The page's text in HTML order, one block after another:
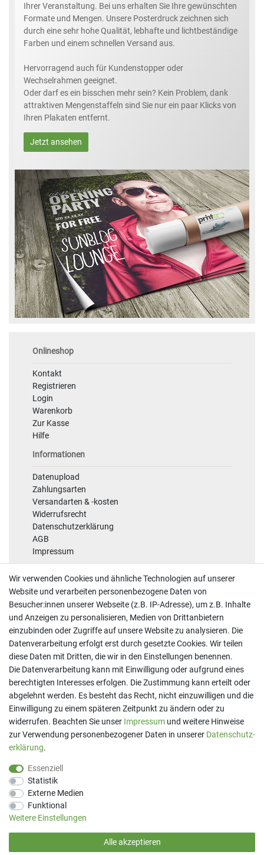
Ihrer Veranstaltung. Bei uns erhalten Sie Ihre gewünschten
Formate und Mengen. Unsere Posterdruck zeichnen sich
durch eine sehr hohe Qualität, lebhafte und lichtbeständige
Farben und einem schnellen Versand aus.
Hervorragend auch für Kundenstopper oder
Wechselrahmen geeignet.
Oder darf es ein bisschen mehr sein? Kein Problem, dank
attraktiven Mengenstaffeln sind Sie nur ein paar Klicks von
Ihren Plakaten entfernt.
Jetzt ansehen
Onlineshop
Kontakt
Registrieren
Login
Warenkorb
Zur Kasse
Hilfe
Informationen
Datenupload
Zahlungsarten
Versandarten & -kosten
Widerrufsrecht
Datenschutzerklärung
AGB
Impressum
Kontakt
Telefon:07191 - 9 33 21 80
E-Mail:info@printaro.de
Bürozeiten
Mo - Fr 09:00 Uhr - 13:00 Uhr
Wir verwenden Cookies und ähnliche Technologien auf unserer
Website und verarbeiten personenbezogene Daten von
Besucher:innen unserer Webseite (z.B. IP-Adresse), um z.B. Inhalte
und Anzeigen zu personalisieren, Medien von Drittanbietern
einzubinden oder Zugriffe auf unsere Website zu analysieren. Die
Datenverarbeitung erfolgt erst durch gesetzte Cookies. Wir teilen
diese Daten mit Dritten, die wir in den Einstellungen benennen.
Die Datenverarbeitung kann mit Einwilligung oder aufgrund eines
berechtigten Interesses erfolgen. Die Zustimmung kann erteilt oder
abgelehnt werden. Es besteht das Recht, nicht einzuwilligen und die
Einwilligung zu einem späteren Zeitpunkt zu ändern oder zu
widerrufen. Beachten Sie unser Impressum und weitere Hinweise
zur Verwendung personenbezogener Daten in unserer Daten­schutz­
erklärung.
Essenziell
Statistik
Externe Medien
Funktional
Weitere Einstellungen
Alle akzeptieren